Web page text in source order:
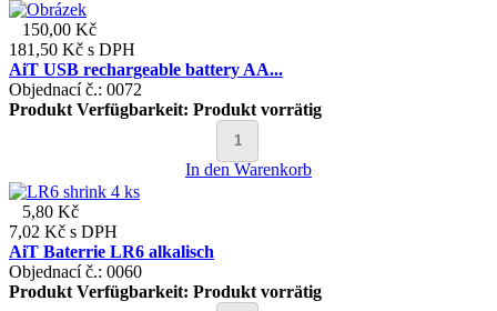
150,00 Kč
181,50 Kč s DPH
AiT USB rechargeable battery AA...
Objednací č.: 0072
Produkt Verfügbarkeit: Produkt vorrätig
In den Warenkorb
5,80 Kč
7,02 Kč s DPH
AiT Baterrie LR6 alkalisch
Objednací č.: 0060
Produkt Verfügbarkeit: Produkt vorrätig